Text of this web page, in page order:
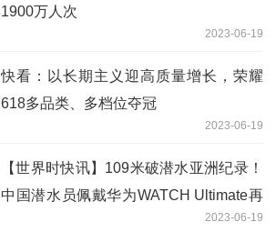
1900万人次
2023-06-19
快看：以长期主义迎高质量增长，荣耀
618多品类、多档位夺冠
2023-06-19
【世界时快讯】109米破潜水亚洲纪录！
中国潜水员佩戴华为WATCH Ultimate再
2023-06-19